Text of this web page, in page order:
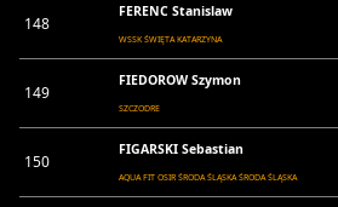
148
FERENC Stanislaw
WSSK ŚWIĘTA KATARZYNA
149
FIEDOROW Szymon
SZCZODRE
150
FIGARSKI Sebastian
AQUA FIT OSIR ŚRODA ŚLĄSKA ŚRODA ŚLĄSKA